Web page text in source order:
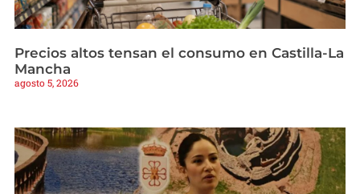
Precios altos tensan el consumo en Castilla-La
Mancha
agosto 5, 2026